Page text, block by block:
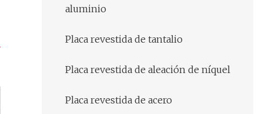
aluminio
Placa revestida de tantalio
Placa revestida de aleación de níquel
Placa revestida de acero